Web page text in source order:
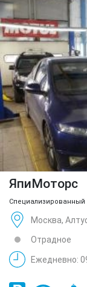
ЯпиМоторс
Специализированный
Москва,
Отрадное
Ежедневно: